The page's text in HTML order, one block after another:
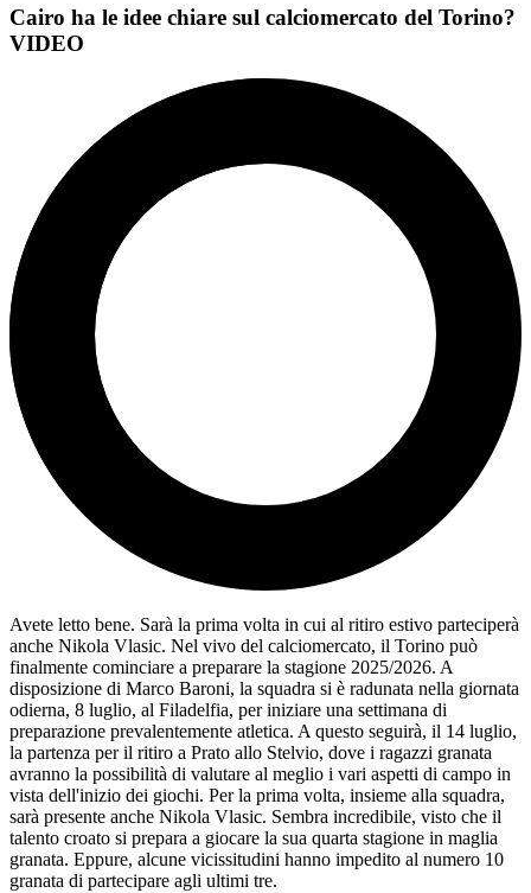
Cairo ha le idee chiare sul calciomercato del Torino?
VIDEO
Avete letto bene. Sarà la prima volta in cui al ritiro estivo parteciperà
anche Nikola Vlasic. Nel vivo del calciomercato, il Torino può
finalmente cominciare a preparare la stagione 2025/2026. A
disposizione di Marco Baroni, la squadra si è radunata nella giornata
odierna, 8 luglio, al Filadelfia, per iniziare una settimana di
preparazione prevalentemente atletica. A questo seguirà, il 14 luglio,
la partenza per il ritiro a Prato allo Stelvio, dove i ragazzi granata
avranno la possibilità di valutare al meglio i vari aspetti di campo in
vista dell'inizio dei giochi. Per la prima volta, insieme alla squadra,
sarà presente anche Nikola Vlasic. Sembra incredibile, visto che il
talento croato si prepara a giocare la sua quarta stagione in maglia
granata. Eppure, alcune vicissitudini hanno impedito al numero 10
granata di partecipare agli ultimi tre.